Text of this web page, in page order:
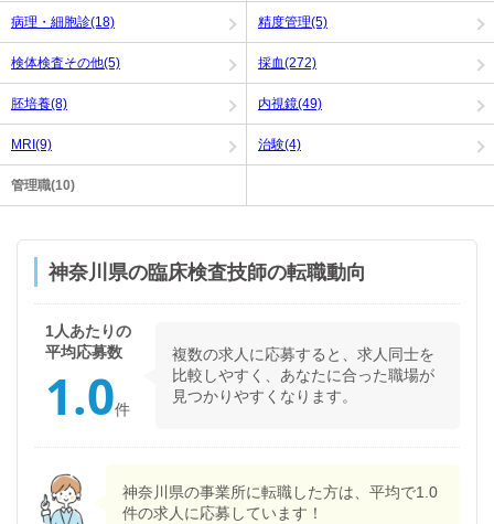
病理・細胞診(18) 精度管理(5)
検体検査その他(5) 採血(272)
胚培養(8) 内視鏡(49)
MRI(9) 治験(4)
管理職(10)
神奈川県の臨床検査技師の転職動向
1人あたりの
平均応募数
1.0件
複数の求人に応募すると、求人同士を
比較しやすく、あなたに合った職場が
見つかりやすくなります。
神奈川県の事業所に転職した方は、平均で1.0
件の求人に応募しています！